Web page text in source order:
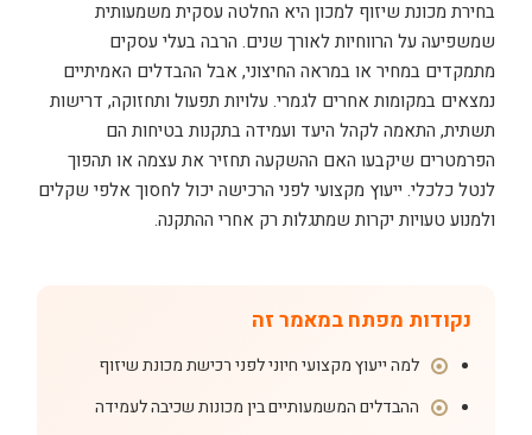
בחירת מכונת שיזוף למכון היא החלטה עסקית משמעותית
שמשפיעה על הרווחיות לאורך שנים. הרבה בעלי עסקים
מתמקדים במחיר או במראה החיצוני, אבל ההבדלים האמיתיים
נמצאים במקומות אחרים לגמרי. עלויות תפעול ותחזוקה, דרישות
תשתית, התאמה לקהל היעד ועמידה בתקנות בטיחות הם
הפרמטרים שיקבעו האם ההשקעה תחזיר את עצמה או תהפוך
לנטל כלכלי. ייעוץ מקצועי לפני הרכישה יכול לחסוך אלפי שקלים
ולמנוע טעויות יקרות שמתגלות רק אחרי ההתקנה.
נקודות מפתח במאמר זה
למה ייעוץ מקצועי חיוני לפני רכישת מכונת שיזוף
ההבדלים המשמעותיים בין מכונות שכיבה לעמידה